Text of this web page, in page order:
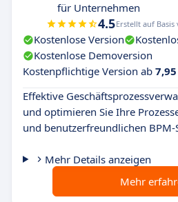
für Unternehmen
4.5Erstellt auf Basis
Kostenlose Version
Kostenlose Demoversion
Kostenpflichtige Version ab
Effektive
und optimieren Sie Ihre
und benutzerfreundlichen BPM-
Mehr Details anzeigen
Mehr